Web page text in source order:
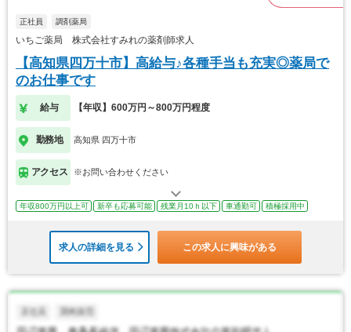
正社員 調剤薬局
いちご薬局 株式会社すみれの薬剤師求人
【高知県四万十市】高給与♪各種手当も充実◎薬局で
のお仕事です
給与 【年収】600万円～800万円程度
勤務地 高知県 四万十市
アクセス ※お問い合わせください
年収800万円以上可 新卒も応募可能 残業月10ｈ以下 車通勤可 積極採用中
求人の詳細を見る この求人に興味がある